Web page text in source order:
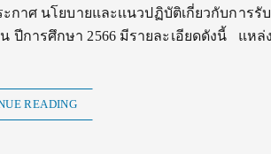
กาศ นโยบายและเเนวปฏิบัติเกี่ยวกับกา
ปีการศึกษา 2566 มีรายละเอียดดังนี้ แห
READING